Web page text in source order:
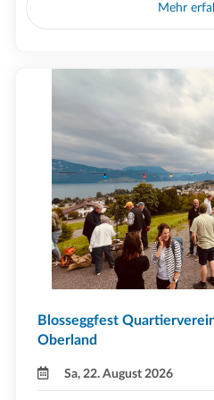
Mehr
Blosseggfest
Oberland
Sa, 22. August 2026